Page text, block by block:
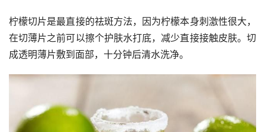
柠檬切片是最直接的祛斑方法，因为柠檬本身刺激性很大，
在切薄片之前可以擦个护肤水打底，减少直接接触皮肤。切
成透明薄片敷到面部，十分钟后清水洗净。